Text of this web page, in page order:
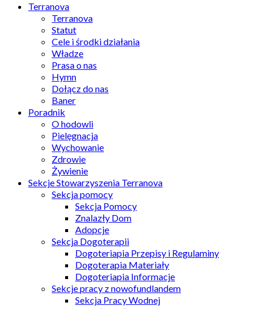
Terranova
Terranova
Statut
Cele i środki działania
Władze
Prasa o nas
Hymn
Dołącz do nas
Baner
Poradnik
O hodowli
Pielęgnacja
Wychowanie
Zdrowie
Żywienie
Sekcje Stowarzyszenia Terranova
Sekcja pomocy
Sekcja Pomocy
Znalazły Dom
Adopcje
Sekcja Dogoterapii
Dogoteriapia Przepisy i Regulaminy
Dogoterapia Materiały
Dogoteriapia Informacje
Sekcje pracy z nowofundlandem
Sekcja Pracy Wodnej